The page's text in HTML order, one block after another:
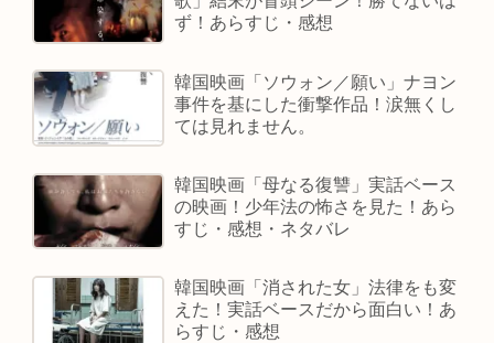
ず！あらすじ・感想
韓国映画「ソウォン／願い」ナヨン
事件を基にした衝撃作品！涙無くし
ては見れません。
韓国映画「母なる復讐」実話ベース
の映画！少年法の怖さを見た！あら
すじ・感想・ネタバレ
韓国映画「消された女」法律をも変
えた！実話ベースだから面白い！あ
らすじ・感想